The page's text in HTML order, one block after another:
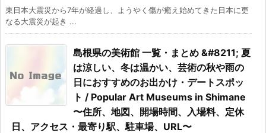
東日本大震災から7年が経過し、ようやく傷が癒え始めてきた日本に更
なる大震災が起き ...
島根県の美術館 一覧・まとめ &#8211; 夏
は涼しい、冬は温かい、芸術の秋や雨の
日におすすめのお出かけ・デートスポッ
ト / Popular Art Museums in Shimane
〜住所、地図、開場時間、入場料、定休
日、アクセス・最寄り駅、駐車場、URL〜